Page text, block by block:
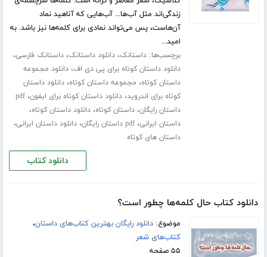
زندگی‌اند مثل آب‌ها... آب‌هایی که آناهید نماد
آن‌هاست، پس می‌تواند نمادی برای کلمه‌ها نیز باشد. به
امید...
برچسب‌ها:داستانک،دانلود داستانک،داستانک فارسی،
دانلود داستان کوتاه برای پی دی اف،دانلود مجموعه
داستان کوتاه، مجموعه داستان کوتاه،دانلود داستان
کوتاه برای اندروید،دانلود داستان کوتاه برای ایفون،pdf
داستان رایگان،داستان کوتاه،دانلود داستان کوتاه،
داستان ایرانی،pdf داستان رایگان ،دانلود داستان ایرانی،
داستان های کوتاه
دانلود کتاب
دانلود کتاب حال کلمه‌ها چطور است؟
موضوع:دانلود رایگان بهترین کتاب‌های داستان،
کتاب‌های شعر
۵۵ صفحه